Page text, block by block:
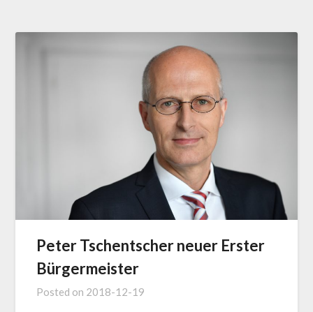
Peter Tschentscher neuer Erster
Bürgermeister
Posted on 2018-12-19